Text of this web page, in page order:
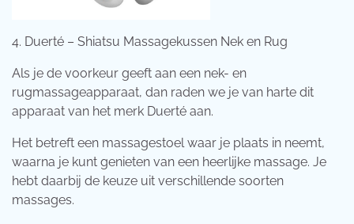
4. Duerté – Shiatsu Massagekussen Nek en Rug
Als je de voorkeur geeft aan een nek- en
rugmassageapparaat, dan raden we je van harte dit
apparaat van het merk Duerté aan.
Het betreft een massagestoel waar je plaats in neemt,
waarna je kunt genieten van een heerlijke massage. Je
hebt daarbij de keuze uit verschillende soorten
massages.